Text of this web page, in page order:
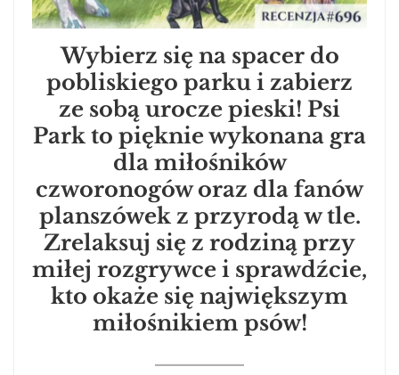
Wybierz się na spacer do
pobliskiego parku i zabierz
ze sobą urocze pieski! Psi
Park to pięknie wykonana gra
dla miłośników
czworonogów oraz dla fanów
planszówek z przyrodą w tle.
Zrelaksuj się z rodziną przy
miłej rozgrywce i sprawdźcie,
kto okaże się największym
miłośnikiem psów!